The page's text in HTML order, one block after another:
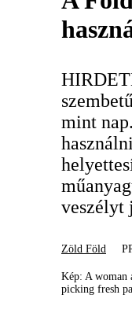
mint
veszélyt
Zöld Föld
Kép: A woman
picking fresh